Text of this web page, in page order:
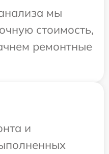
мы
стоимость,
ремонтные
и